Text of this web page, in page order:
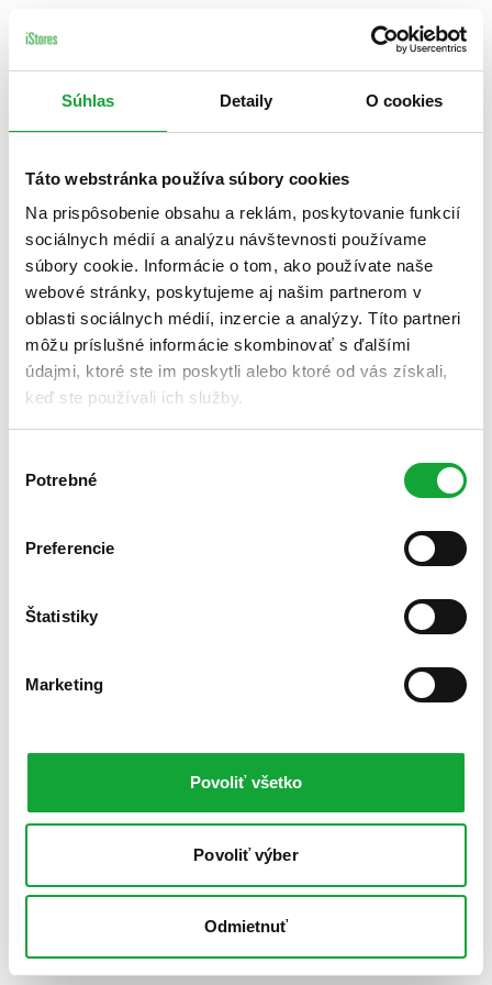
Súhlas Detaily O cookies
Táto webstránka používa súbory cookies
Na prispôsobenie obsahu a reklám, poskytovanie funkcií
sociálnych médií a analýzu návštevnosti používame
súbory cookie. Informácie o tom, ako používate naše
webové stránky, poskytujeme aj našim partnerom v
oblasti sociálnych médií, inzercie a analýzy. Títo partneri
môžu príslušné informácie skombinovať s ďalšími
údajmi, ktoré ste im poskytli alebo ktoré od vás získali,
keď ste používali ich služby.
súhlasu
Potrebné
Preferencie
Štatistiky
Marketing
Povoliť všetko
Povoliť výber
Odmietnuť